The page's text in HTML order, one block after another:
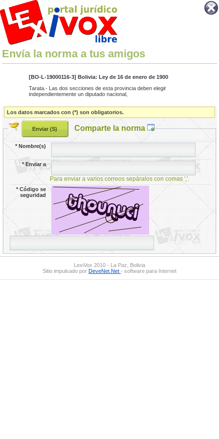
Envía la norma a tus amigos
[BO-L-19000116-3] Bolivia: Ley de 16 de enero de 1900
Tarata.- Las dos secciones de esta provincia deben elegir
independientemente un diputado nacional,
Los datos marcados con (*) son obligatorios.
Comparte la norma
*Nombre(s)
*Enviar a
Para enviar a varios correos sepáralos con comas ','.
*Código se
seguridad
LexiVox 2010 - La Paz, Bolivia
Sitio impulsado por DeveNet.Net - software para Internet